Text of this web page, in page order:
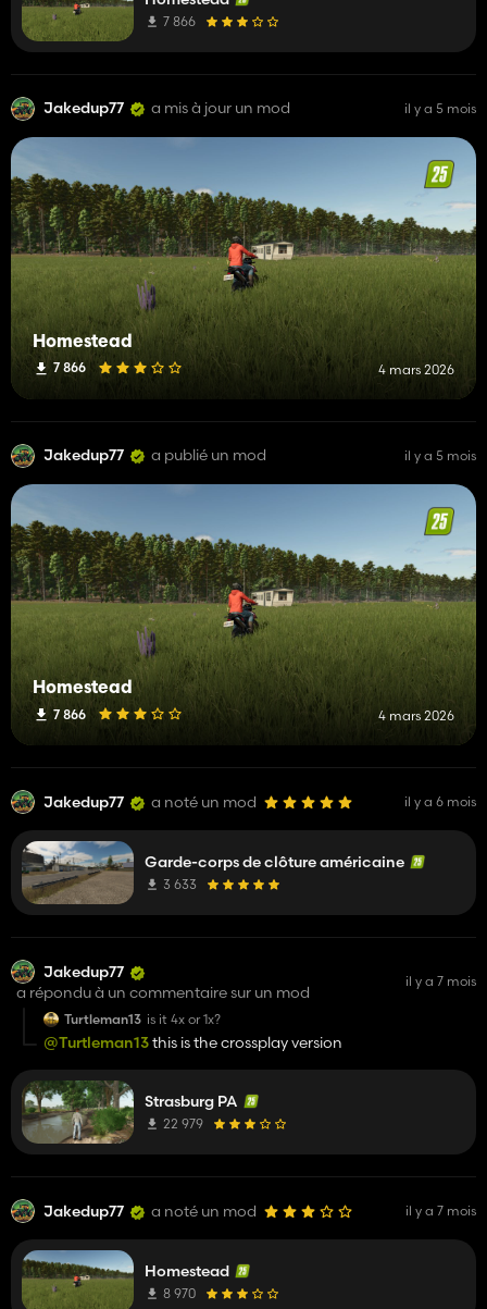
7 866
Jakedup77 a mis à jour un mod il y a 5 mois
Homestead
7 866 4 mars 2026
Jakedup77 a publié un mod il y a 5 mois
Homestead
7 866 4 mars 2026
Jakedup77 a noté un mod il y a 6 mois
Garde-corps de clôture américaine
3 633
Jakedup77
a répondu à un commentaire sur un mod
il y a 7 mois
Turtleman13 is it 4x or 1x?
@Turtleman13this is the crossplay version
Strasburg PA
22 979
Jakedup77 a noté un mod il y a 7 mois
Homestead
8 970